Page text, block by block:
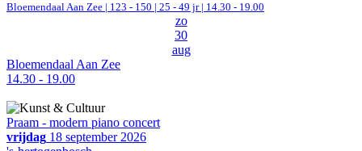
Bloemendaal Aan Zee | 123 - 150 | 25 - 49 jr | 14.30 - 19.00
zo
30
aug
Bloemendaal Aan Zee
14.30 - 19.00
Praam - modern piano concert
vrijdag 18 september 2026